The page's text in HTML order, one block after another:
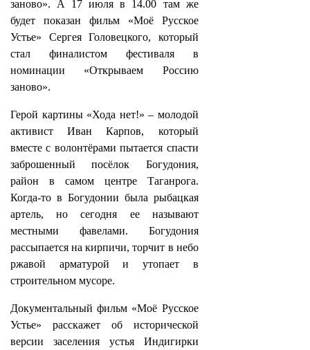
заново». А 17 июля в 14.00 там же
будет показан фильм «Моё Русское
Устье» Сергея Головецкого, который
стал финалистом фестиваля в
номинации «Открываем Россию
заново».
Герой картины «Хода нет!» – молодой
активист Иван Карпов, который
вместе с волонтёрами пытается спасти
заброшенный посёлок Богудония,
район в самом центре Таганрога.
Когда-то в Богудонии была рыбацкая
артель, но сегодня ее называют
местными фавелами. Богудония
рассыпается на кирпичи, торчит в небо
ржавой арматурой и утопает в
строительном мусоре.
Документальный фильм «Моё Русское
Устье» расскажет об исторической
версии заселения устья Индигирки